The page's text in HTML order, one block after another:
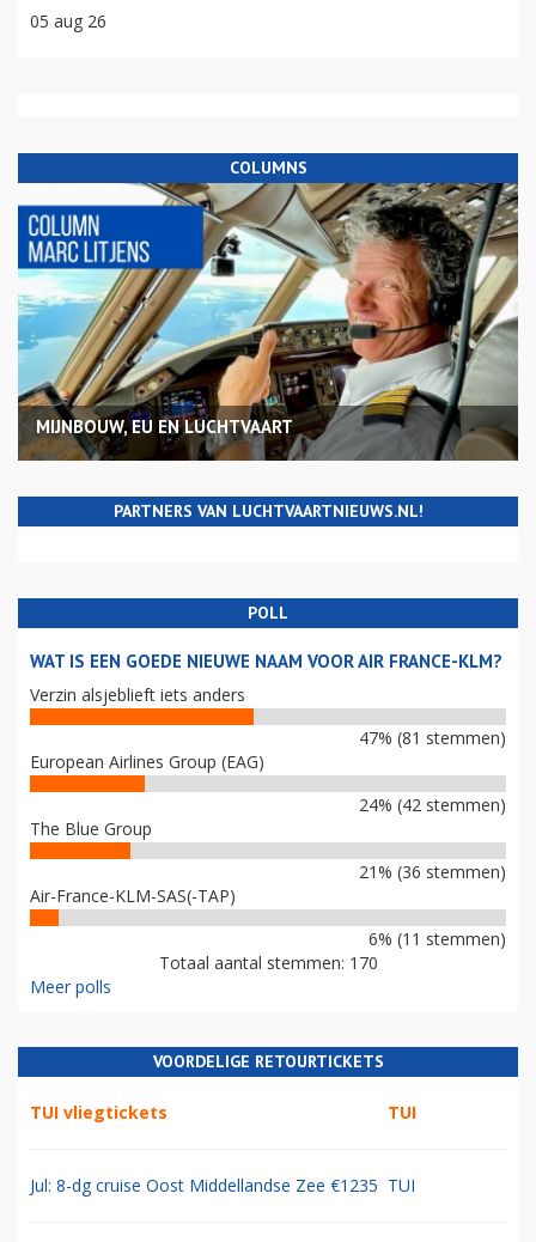
05 aug 26
COLUMNS
MIJNBOUW, EU EN LUCHTVAART
PARTNERS VAN LUCHTVAARTNIEUWS.NL!
POLL
WAT IS EEN GOEDE NIEUWE NAAM VOOR AIR FRANCE-KLM?
Verzin alsjeblieft iets anders
47% (81 stemmen)
European Airlines Group (EAG)
24% (42 stemmen)
The Blue Group
21% (36 stemmen)
Air-France-KLM-SAS(-TAP)
6% (11 stemmen)
Totaal aantal stemmen: 170
Meer polls
VOORDELIGE RETOURTICKETS
TUI vliegtickets TUI
Jul: 8-dg cruise Oost Middellandse Zee €1235 TUI